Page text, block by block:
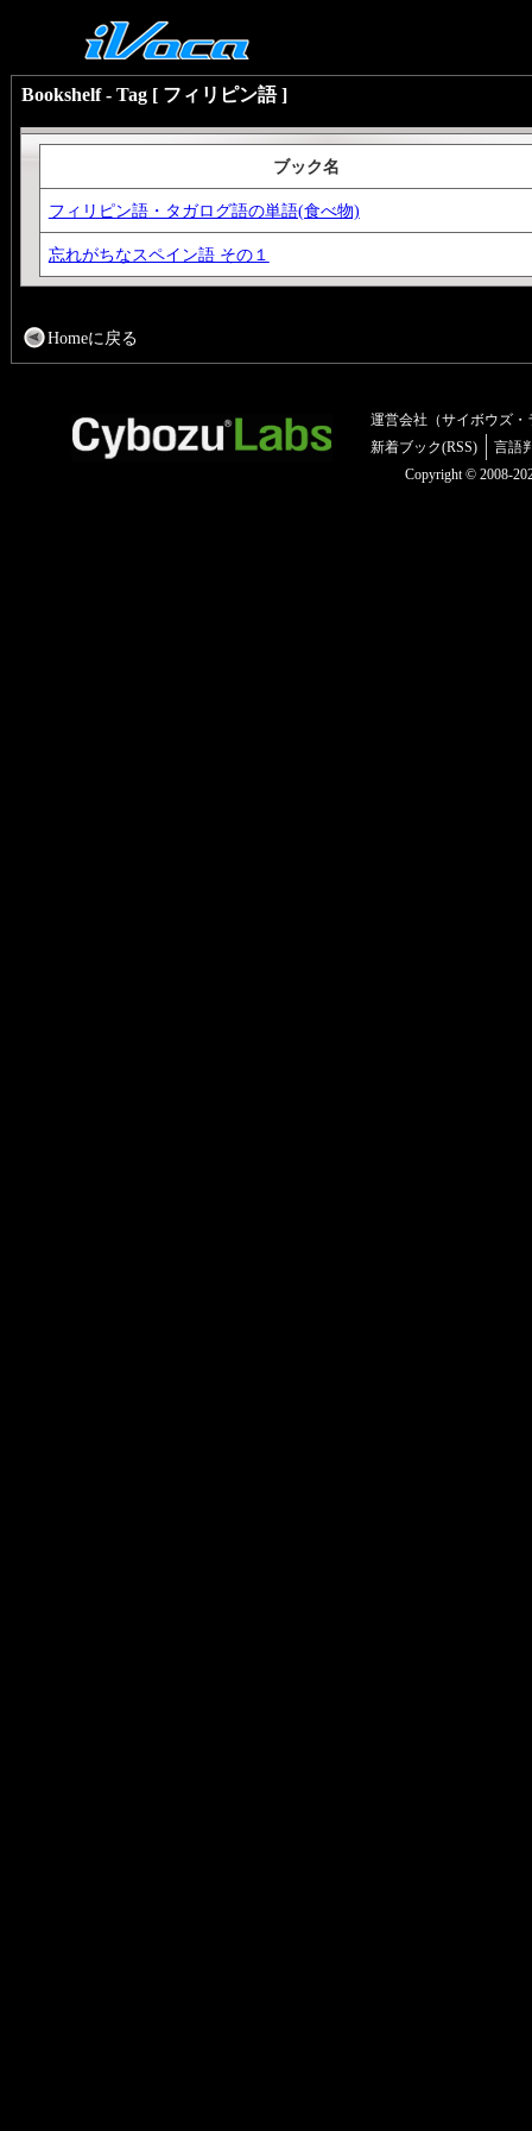
Bookshelf - Tag [ フィリピン語 ]
ブック名
フィリピン語・タガログ語の単語(食べ物)
忘れがちなスペイン語 その１
Homeに戻る
運営会社（サイボウズ・
新着ブック(RSS)
言語
Copyright © 2008-